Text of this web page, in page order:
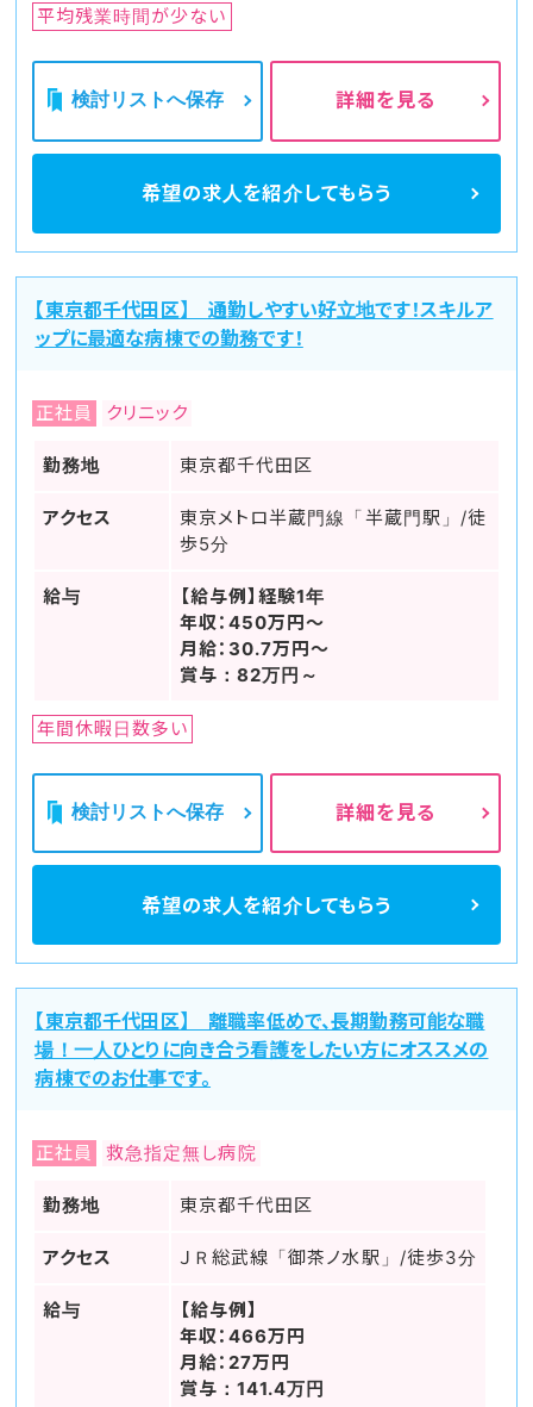
平均残業時間が少ない
検討リストへ保存 詳細を見る
希望の求人を紹介してもらう
【東京都千代田区】 通勤しやすい好立地です！スキルア
ップに最適な病棟での勤務です！
正社員 クリニック
勤務地 東京都千代田区
アクセス
東京メトロ半蔵門線「半蔵門駅」/徒
歩5分
給与
【給与例】経験1年
年収：450万円～
月給：30.7万円～
賞与：82万円～
年間休暇日数多い
検討リストへ保存 詳細を見る
希望の求人を紹介してもらう
【東京都千代田区】 離職率低めで、長期勤務可能な職
場！一人ひとりに向き合う看護をしたい方にオススメの
病棟でのお仕事です。
正社員 救急指定無し病院
勤務地 東京都千代田区
アクセス ＪＲ総武線「御茶ノ水駅」/徒歩3分
給与
【給与例】
年収：466万円
月給：27万円
賞与：141.4万円